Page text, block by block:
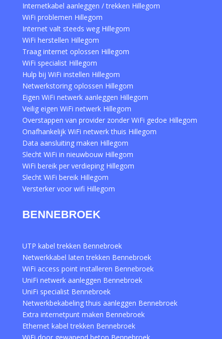
Internetkabel aanleggen / trekken Hillegom
WiFi problemen Hillegom
Internet valt steeds weg Hillegom
WiFi herstellen Hillegom
Traag internet oplossen Hillegom
WiFi specialist Hillegom
Hulp bij WiFi instellen Hillegom
Netwerkstoring oplossen Hillegom
Eigen WiFi netwerk aanleggen Hillegom
Veilig eigen WiFi netwerk Hillegom
Overstappen van provider zonder WiFi gedoe Hillegom
Onafhankelijk WiFi netwerk thuis Hillegom
Data aansluiting maken Hillegom
Slecht WiFi in nieuwbouw Hillegom
WiFi bereik per verdieping Hillegom
Slecht WiFi bereik Hillegom
Versterker voor wifi Hillegom
BENNEBROEK
UTP kabel trekken Bennebroek
Netwerkkabel laten trekken Bennebroek
WiFi access point installeren Bennebroek
UniFi netwerk aanleggen Bennebroek
UniFi specialist Bennebroek
Netwerkbekabeling thuis aanleggen Bennebroek
Extra internetpunt maken Bennebroek
Ethernet kabel trekken Bennebroek